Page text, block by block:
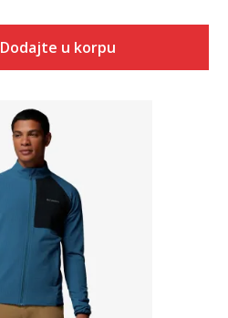
Dodajte u korpu
Uporedi